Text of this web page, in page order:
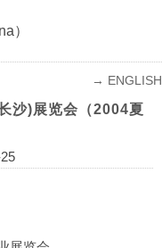
）
→ ENGLISH
沙)展览会（2004夏